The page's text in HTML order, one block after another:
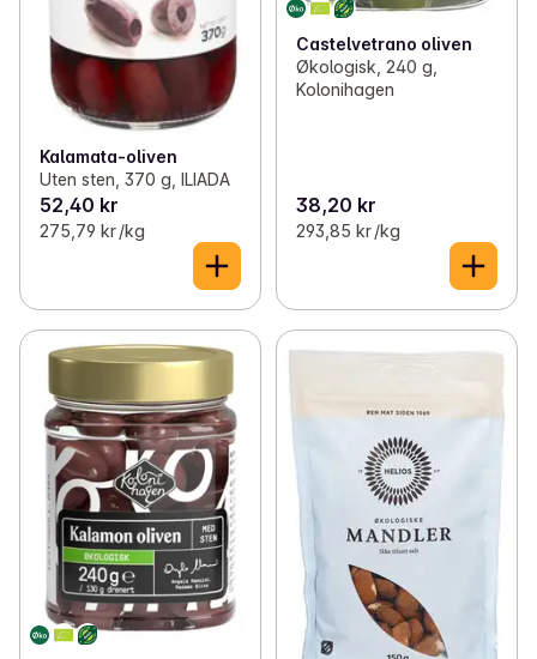
Kalamata-oliven
Uten sten, 370 g, ILIADA
52,40 kr
275,79 kr /kg
Castelvetrano oliven
Økologisk, 240 g,
Kolonihagen
38,20 kr
293,85 kr /kg